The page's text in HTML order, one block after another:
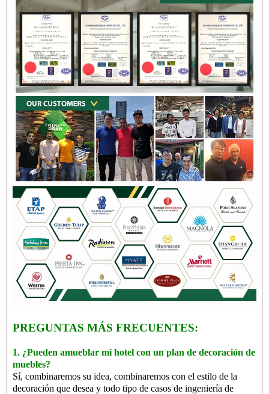
PREGUNTAS MÁS FRECUENTES:
1. ¿Pueden amueblar mi hotel con un plan de decoración de
muebles?
Sí, combinaremos su idea, combinaremos con el estilo de la
decoración que desea y todo tipo de casos de ingeniería de